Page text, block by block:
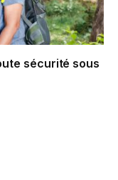
sécurité sous